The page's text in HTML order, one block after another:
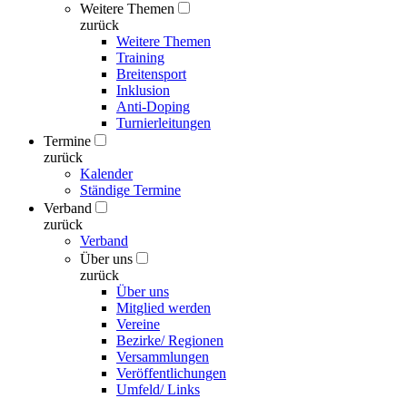
Weitere Themen
zurück
Weitere Themen
Training
Breitensport
Inklusion
Anti-Doping
Turnierleitungen
Termine
zurück
Kalender
Ständige Termine
Verband
zurück
Verband
Über uns
zurück
Über uns
Mitglied werden
Vereine
Bezirke/ Regionen
Versammlungen
Veröffentlichungen
Umfeld/ Links